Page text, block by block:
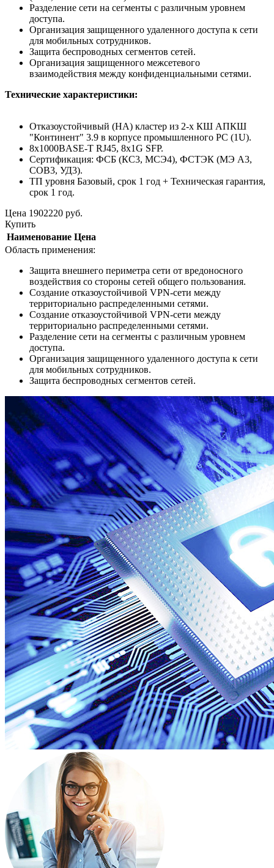
Разделение сети на сегменты с различным уровнем
доступа.
Организация защищенного удаленного доступа к сети
для мобильных сотрудников.
Защита беспроводных сегментов сетей.
Организация защищенного межсетевого
взаимодействия между конфиденциальными сетями.
Технические характеристики:
Отказоустойчивый (HA) кластер из 2-х КШ АПКШ
"Континент" 3.9 в корпусе промышленного PC (1U).
8x1000BASE-T RJ45, 8x1G SFP.
Сертификация: ФСБ (КС3, МСЭ4), ФСТЭК (МЭ А3,
СОВ3, УД3).
ТП уровня Базовый, срок 1 год + Техническая гарантия,
срок 1 год.
Цена 1902220 руб.
Купить
Наименование Цена
Область применения:
Защита внешнего периметра сети от вредоносного
воздействия со стороны сетей общего пользования.
Создание отказоустойчивой VPN-сети между
территориально распределенными сетями.
Создание отказоустойчивой VPN-сети между
территориально распределенными сетями.
Разделение сети на сегменты с различным уровнем
доступа.
Организация защищенного удаленного доступа к сети
для мобильных сотрудников.
Защита беспроводных сегментов сетей.